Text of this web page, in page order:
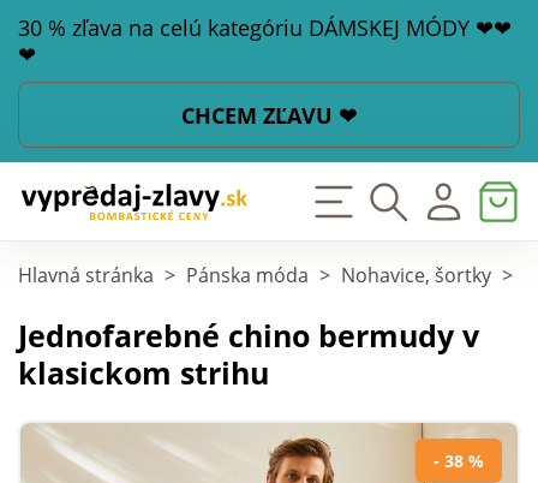
30 % zľava na celú kategóriu DÁMSKEJ MÓDY ❤❤
❤
CHCEM ZĽAVU ❤
Hlavná stránka > Pánska móda > Nohavice, šortky >
Jednofarebné chino bermudy v
klasickom strihu
- 38 %